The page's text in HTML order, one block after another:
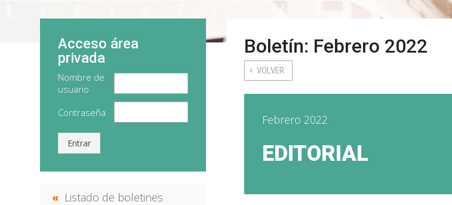
Boletín: Febrero 2022
VOLVER
Febrero 2022
EDITORIAL
Acceso área
privada
Nombre de
usuario
Contraseña
Entrar
Listado de boletines